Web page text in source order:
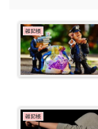
雑記帳
雑記帳